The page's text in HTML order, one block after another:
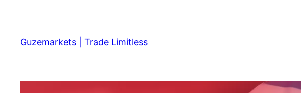
content
Guzemarkets | Trade Limitless